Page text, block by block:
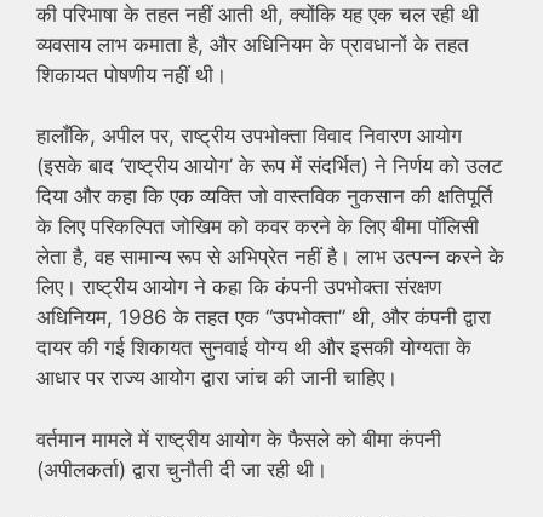
की परिभाषा के तहत नहीं आती थी, क्योंकि यह एक चल रही थी
व्यवसाय लाभ कमाता है, और अधिनियम के प्रावधानों के तहत
शिकायत पोषणीय नहीं थी।
हालाँकि, अपील पर, राष्ट्रीय उपभोक्ता विवाद निवारण आयोग
(इसके बाद ‘राष्ट्रीय आयोग’ के रूप में संदर्भित) ने निर्णय को उलट
दिया और कहा कि एक व्यक्ति जो वास्तविक नुकसान की क्षतिपूर्ति
के लिए परिकल्पित जोखिम को कवर करने के लिए बीमा पॉलिसी
लेता है, वह सामान्य रूप से अभिप्रेत नहीं है। लाभ उत्पन्न करने के
लिए। राष्ट्रीय आयोग ने कहा कि कंपनी उपभोक्ता संरक्षण
अधिनियम, 1986 के तहत एक “उपभोक्ता” थी, और कंपनी द्वारा
दायर की गई शिकायत सुनवाई योग्य थी और इसकी योग्यता के
आधार पर राज्य आयोग द्वारा जांच की जानी चाहिए।
वर्तमान मामले में राष्ट्रीय आयोग के फैसले को बीमा कंपनी
(अपीलकर्ता) द्वारा चुनौती दी जा रही थी।